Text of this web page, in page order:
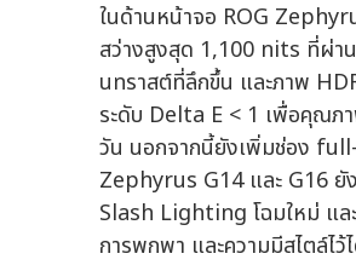
ในด้านหน้าจอ ROG
สว่างสูงสุด 1,100 nits ที่ผ่า
นทราสต์ที่ลึกขึ้น และภาพ
ระดับ Delta E < 1 เพื่อคุณภ
วัน นอกจากนี้ยังเพิ่มช่อง
Zephyrus G14 และ G16 ยั
Slash Lighting โฉมใหม่ แ
การพกพา และความมีสไตล์ไว้